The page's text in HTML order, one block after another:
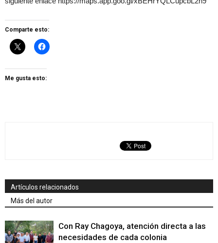
Comparte esto:
Me gusta esto:
Artículos relacionados
Más del autor
Con Ray Chagoya, atención directa a las
necesidades de cada colonia